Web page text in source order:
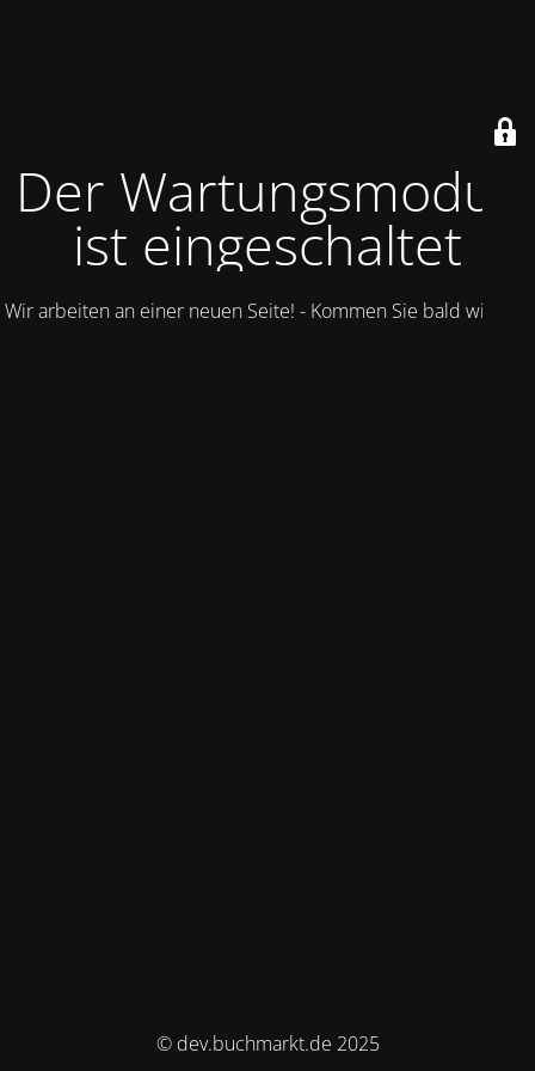
Der Wartungsmodus
ist eingeschaltet
Wir arbeiten an einer neuen Seite! - Kommen Sie bald wieder.
© dev.buchmarkt.de 2025